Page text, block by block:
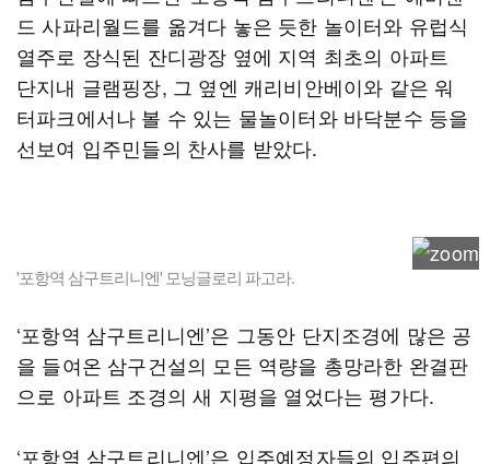
드 사파리월드를 옮겨다 놓은 듯한 놀이터와 유럽식
열주로 장식된 잔디광장 옆에 지역 최초의 아파트
단지내 글램핑장, 그 옆엔 캐리비안베이와 같은 워
터파크에서나 볼 수 있는 물놀이터와 바닥분수 등을
선보여 입주민들의 찬사를 받았다.
'포항역 삼구트리니엔' 모닝글로리 파고라.
‘포항역 삼구트리니엔’은 그동안 단지조경에 많은 공
을 들여온 삼구건설의 모든 역량을 총망라한 완결판
으로 아파트 조경의 새 지평을 열었다는 평가다.
‘포항역 삼구트리니엔’은 입주예정자들의 입주편의